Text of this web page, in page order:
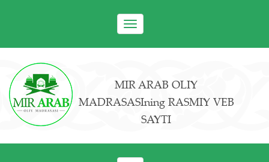
Toggle
navigation
MIR ARAB OLIY
MADRASASIning RASMIY VEB
SAYTI